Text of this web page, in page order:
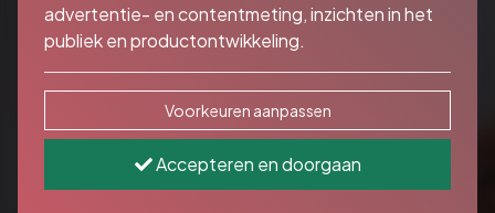
advertentie- en contentmeting, inzichten in het
publiek en productontwikkeling.
Voorkeuren aanpassen
Accepteren en doorgaan